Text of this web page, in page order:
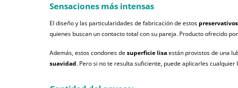
Sensaciones más intensas
El diseño y las particularidades de fabricación de estos
quienes buscan un contacto total con su pareja. Producto ofrecido
Además, estos condones desuperficie lisaestán provistos de una
suavidad. Pero si no te resulta suficiente, puede aplicarles cualquier